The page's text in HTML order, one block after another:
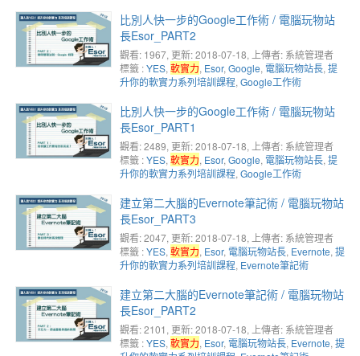
比別人快一步的Google工作術 / 電腦玩物站
長Esor_PART2
觀看: 1967, 更新: 2018-07-18, 上傳者: 系統管理者
標籤 :YES, 軟實力, Esor, Google, 電腦玩物站長, 提
升你的軟實力系列培訓課程, Google工作術
比別人快一步的Google工作術 / 電腦玩物站
長Esor_PART1
觀看: 2489, 更新: 2018-07-18, 上傳者: 系統管理者
標籤 :YES, 軟實力, Esor, Google, 電腦玩物站長, 提
升你的軟實力系列培訓課程, Google工作術
建立第二大腦的Evernote筆記術 / 電腦玩物站
長Esor_PART3
觀看: 2047, 更新: 2018-07-18, 上傳者: 系統管理者
標籤 :YES, 軟實力, Esor, 電腦玩物站長, Evernote, 提
升你的軟實力系列培訓課程, Evernote筆記術
建立第二大腦的Evernote筆記術 / 電腦玩物站
長Esor_PART2
觀看: 2101 , 更新: 2018-07-18, 上傳者: 系統管理者
標籤 :YES, 軟實力, Esor, 電腦玩物站長, Evernote, 提